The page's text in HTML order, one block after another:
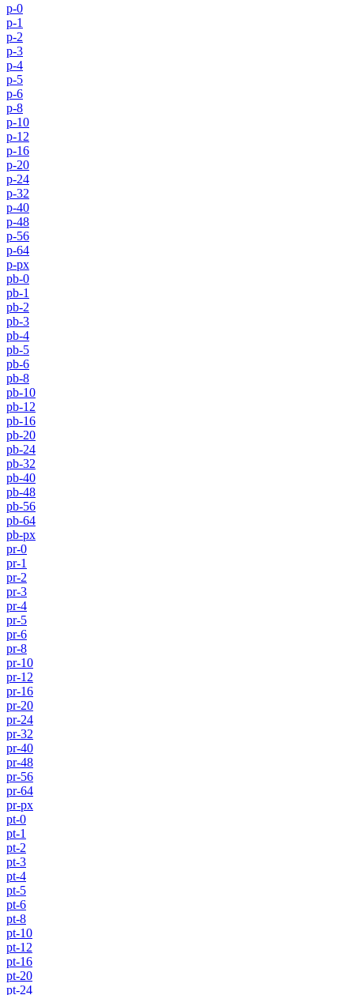
p-0
p-1
p-2
p-3
p-4
p-5
p-6
p-8
p-10
p-12
p-16
p-20
p-24
p-32
p-40
p-48
p-56
p-64
p-px
pb-0
pb-1
pb-2
pb-3
pb-4
pb-5
pb-6
pb-8
pb-10
pb-12
pb-16
pb-20
pb-24
pb-32
pb-40
pb-48
pb-56
pb-64
pb-px
pr-0
pr-1
pr-2
pr-3
pr-4
pr-5
pr-6
pr-8
pr-10
pr-12
pr-16
pr-20
pr-24
pr-32
pr-40
pr-48
pr-56
pr-64
pr-px
pt-0
pt-1
pt-2
pt-3
pt-4
pt-5
pt-6
pt-8
pt-10
pt-12
pt-16
pt-20
pt-24